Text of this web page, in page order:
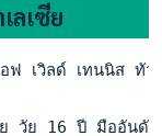
ลเซีย
เวิลด์ เทนนิส ทัว
วัย 16 ปี มืออันดั